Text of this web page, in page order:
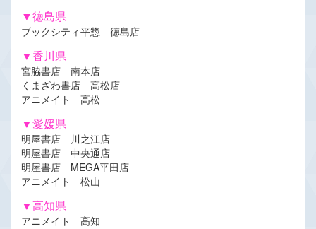
▼徳島県
ブックシティ平惣 徳島店
▼香川県
宮脇書店 南本店
くまざわ書店 高松店
アニメイト 高松
▼愛媛県
明屋書店 川之江店
明屋書店 中央通店
明屋書店 MEGA平田店
アニメイト 松山
▼高知県
アニメイト 高知